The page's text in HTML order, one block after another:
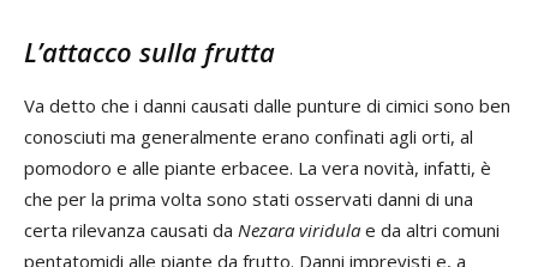
L’attacco sulla frutta
Va detto che i danni causati dalle punture di cimici sono ben
conosciuti ma generalmente erano confinati agli orti, al
pomodoro e alle piante erbacee. La vera novità, infatti, è
che per la prima volta sono stati osservati danni di una
certa rilevanza causati da Nezara viridula e da altri comuni
pentatomidi alle piante da frutto. Danni imprevisti e, a